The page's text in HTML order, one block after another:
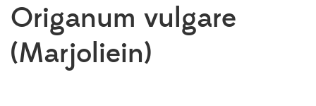
Origanum vulgare
(Marjoliein)